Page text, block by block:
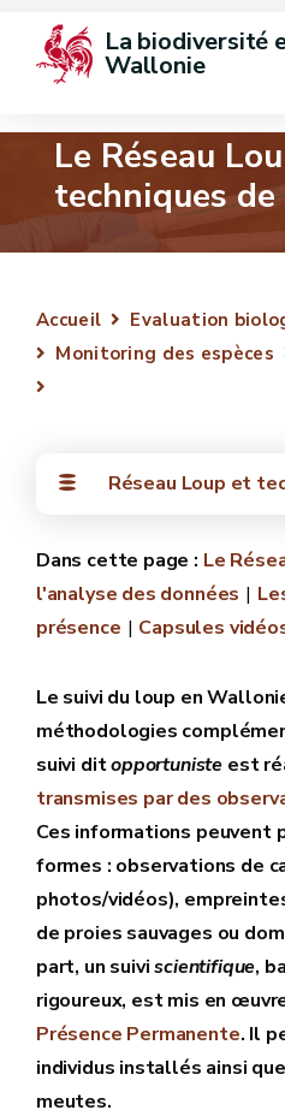
La biodiversité
Wallonie
Le Réseau
techniques
Accueil
Evaluation
Monitoring des espèces
Réseau Loup et
Le
l'analyse des données
présence
Capsules
Le suivi du loup en
méthodologies
suivi ditopportuniste est
transmises par des
Ces informations peuvent
formes : observations de
photos/vidéos),
de proies sauvages ou
part, un suiviscientifique,
rigoureux, est mis en
Présence Permanente. Il
individus installés ainsi
meutes.